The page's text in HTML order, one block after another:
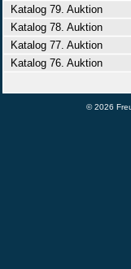
Katalog 79. Auktion
Katalog 78. Auktion
Katalog 77. Auktion
Katalog 76. Auktion
© 2026